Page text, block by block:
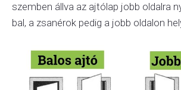
szemben állva az ajtólap jobb oldalra
bal, a zsanérok pedig a jobb oldalon